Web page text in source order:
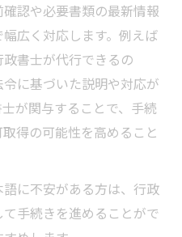
認や必要書類の最新情報
広く対応します。例えば
政書士が代行できるの
に基づいた説明や対応が
が関与することで、手続
得の可能性を高めること
に不安がある方は、行政
手続きを進めることがで